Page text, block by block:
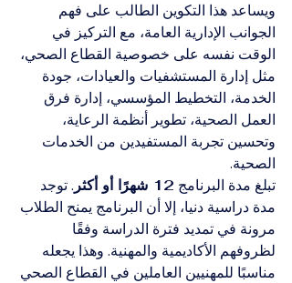
ويساعد هذا التكوين الطالب على فهم
الجوانب الإدارية العامة، مع التركيز في
الوقت نفسه على خصوصية القطاع الصحي،
مثل إدارة المستشفيات والعيادات، جودة
الخدمة، التخطيط المؤسسي، إدارة فرق
العمل الصحية، تطوير أنظمة الرعاية،
وتحسين تجربة المستفيدين من الخدمات
الصحية.
تبلغ مدة البرنامج 12 شهرًا أو أكثر
. توجد
مدة دراسية دنيا، إلا أن البرنامج يمنح الطلاب
مرونة في تمديد فترة الدراسة وفقًا
لظروفهم الأكاديمية والمهنية. وهذا يجعله
مناسبًا للمهنيين العاملين في القطاع الصحي